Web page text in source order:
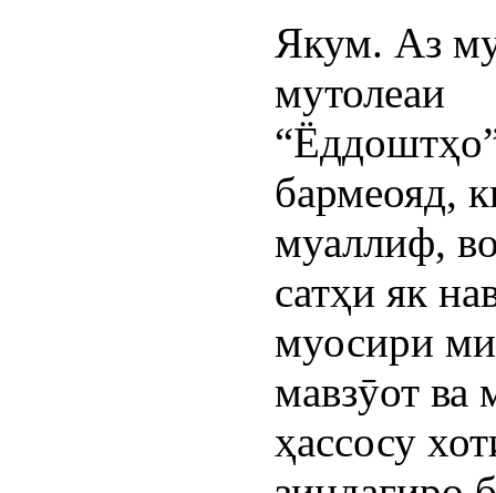
Якум. Аз
мутолеаи
бармеояд,
муаллиф,
сатҳи як
муосири
мавзӯот ва
ҳассосу